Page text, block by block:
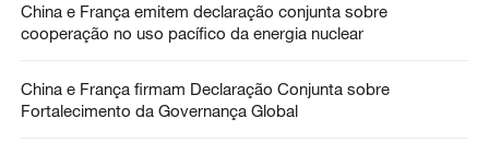
China e França emitem declaração conjunta sobre
cooperação no uso pacífico da energia nuclear
China e França firmam Declaração Conjunta sobre
Fortalecimento da Governança Global